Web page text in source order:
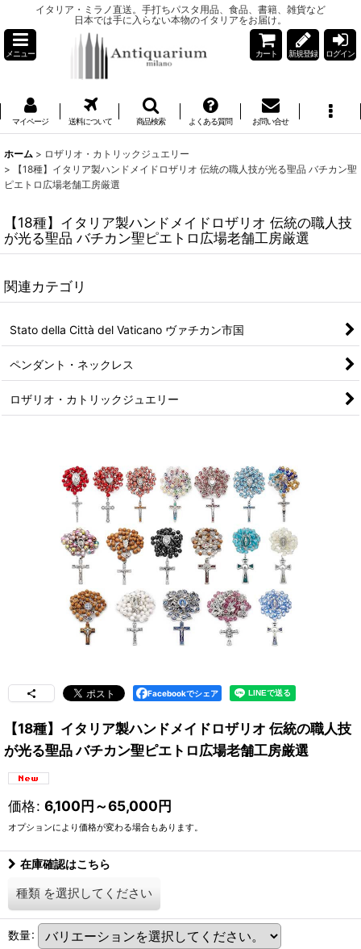
イタリア・ミラノ直送。手打ちパスタ用品、食品、書籍、雑貨など
日本では手に入らない本物のイタリアをお届け。
メニュー カート 新規登録 ログイン
マイページ 送料について 商品検索 よくある質問 お問い合せ
ホーム > ロザリオ・カトリックジュエリー
>
【18種】イタリア製ハンドメイドロザリオ 伝統の職人技が光る聖品 バチカン聖
ピエトロ広場老舗工房厳選
【18種】イタリア製ハンドメイドロザリオ 伝統の職人技
が光る聖品 バチカン聖ピエトロ広場老舗工房厳選
関連カテゴリ
Stato della Città del Vaticano ヴァチカン市国
ペンダント・ネックレス
ロザリオ・カトリックジュエリー
Facebookでシェア
【18種】イタリア製ハンドメイドロザリオ 伝統の職人技
が光る聖品 バチカン聖ピエトロ広場老舗工房厳選
価格: 6,100円～65,000円
オプションにより価格が変わる場合もあります。
在庫確認はこちら
種類 を選択してください
数量: